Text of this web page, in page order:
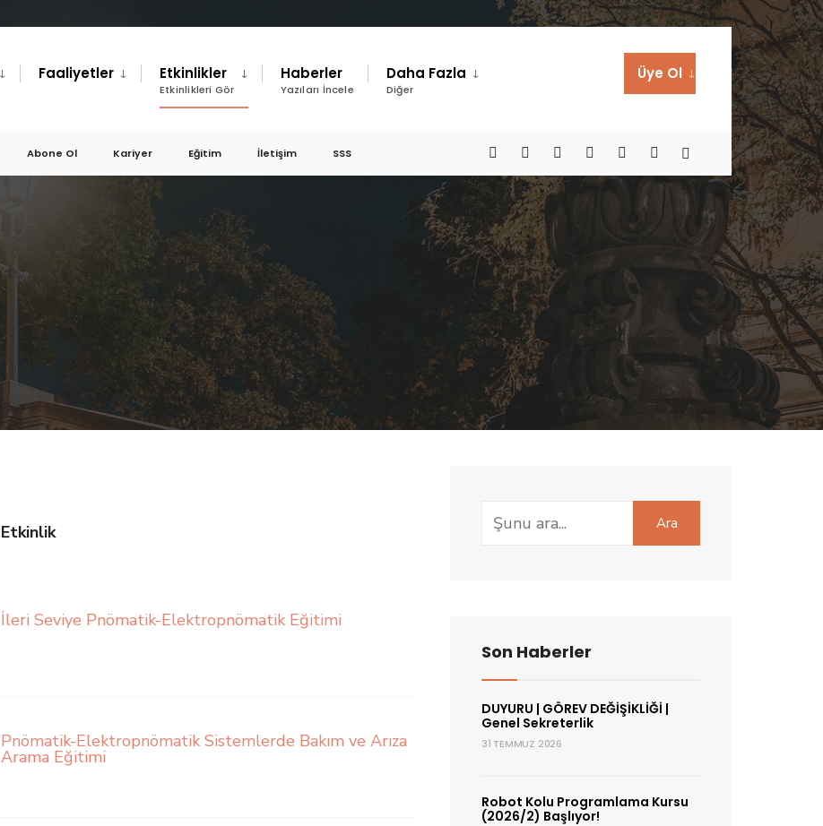
Faaliyetler Etkinlikler
Etkinlikleri Gör
Haberler
Yazıları İncele
Daha Fazla
Diğer
Üye Ol
Abone Ol Kariyer Eğitim İletişim SSS
Etkinlik
İleri Seviye Pnömatik-Elektropnömatik Eğitimi
Pnömatik-Elektropnömatik Sistemlerde Bakım ve Arıza
Arama Eğitimi
Ara
Son Haberler
DUYURU | GÖREV DEĞİŞİKLİĞİ |
Genel Sekreterlik
31 TEMMUZ 2026
Robot Kolu Programlama Kursu
(2026/2) Başlıyor!